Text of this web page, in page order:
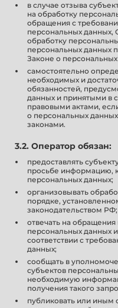
в случае отзыва
на обработку
обращения с
персональных данных,
обработку
персональных данных
Законе о
самостоятельно
необходимых и
обязанностей,
данных и принятыми в
правовыми актами,
о персональных
законами.
3.2. Оператор обязан:
предоставлять
просьбе информацию,
персональных данных;
организовывать
порядке,
законодательством РФ;
отвечать на
персональных данных
соответствии с
данных;
сообщать в
субъектов
необходимую
получения такого
публиковать или иным